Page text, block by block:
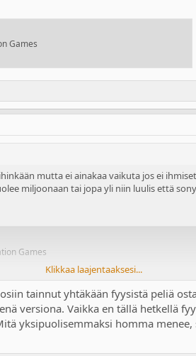
Games
mutta ei ainakaa vaikuta jos ei
miljoonaan tai jopa yli niin luulis että
Games
Klikkaa laajentaaksesi...
tainnut yhtäkään fyysistä peliä
versiona. Vaikka en tällä hetkellä
yksipuolisemmaksi homma